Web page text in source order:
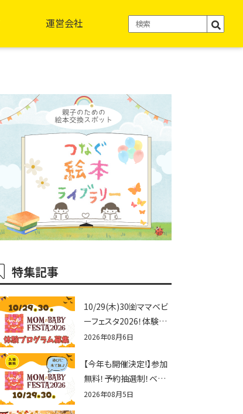
運営会社
特集記事
10/29(木)30㈮ママベビ
ーフェスタ2026！体験プ
ログラム募集♪赤ちゃん
せんか？
2026年08月6日
【今年も開催決定!】参加
無料！予約抽選制！ベビ
ーファミリー必見☆入場
2026年08月5日